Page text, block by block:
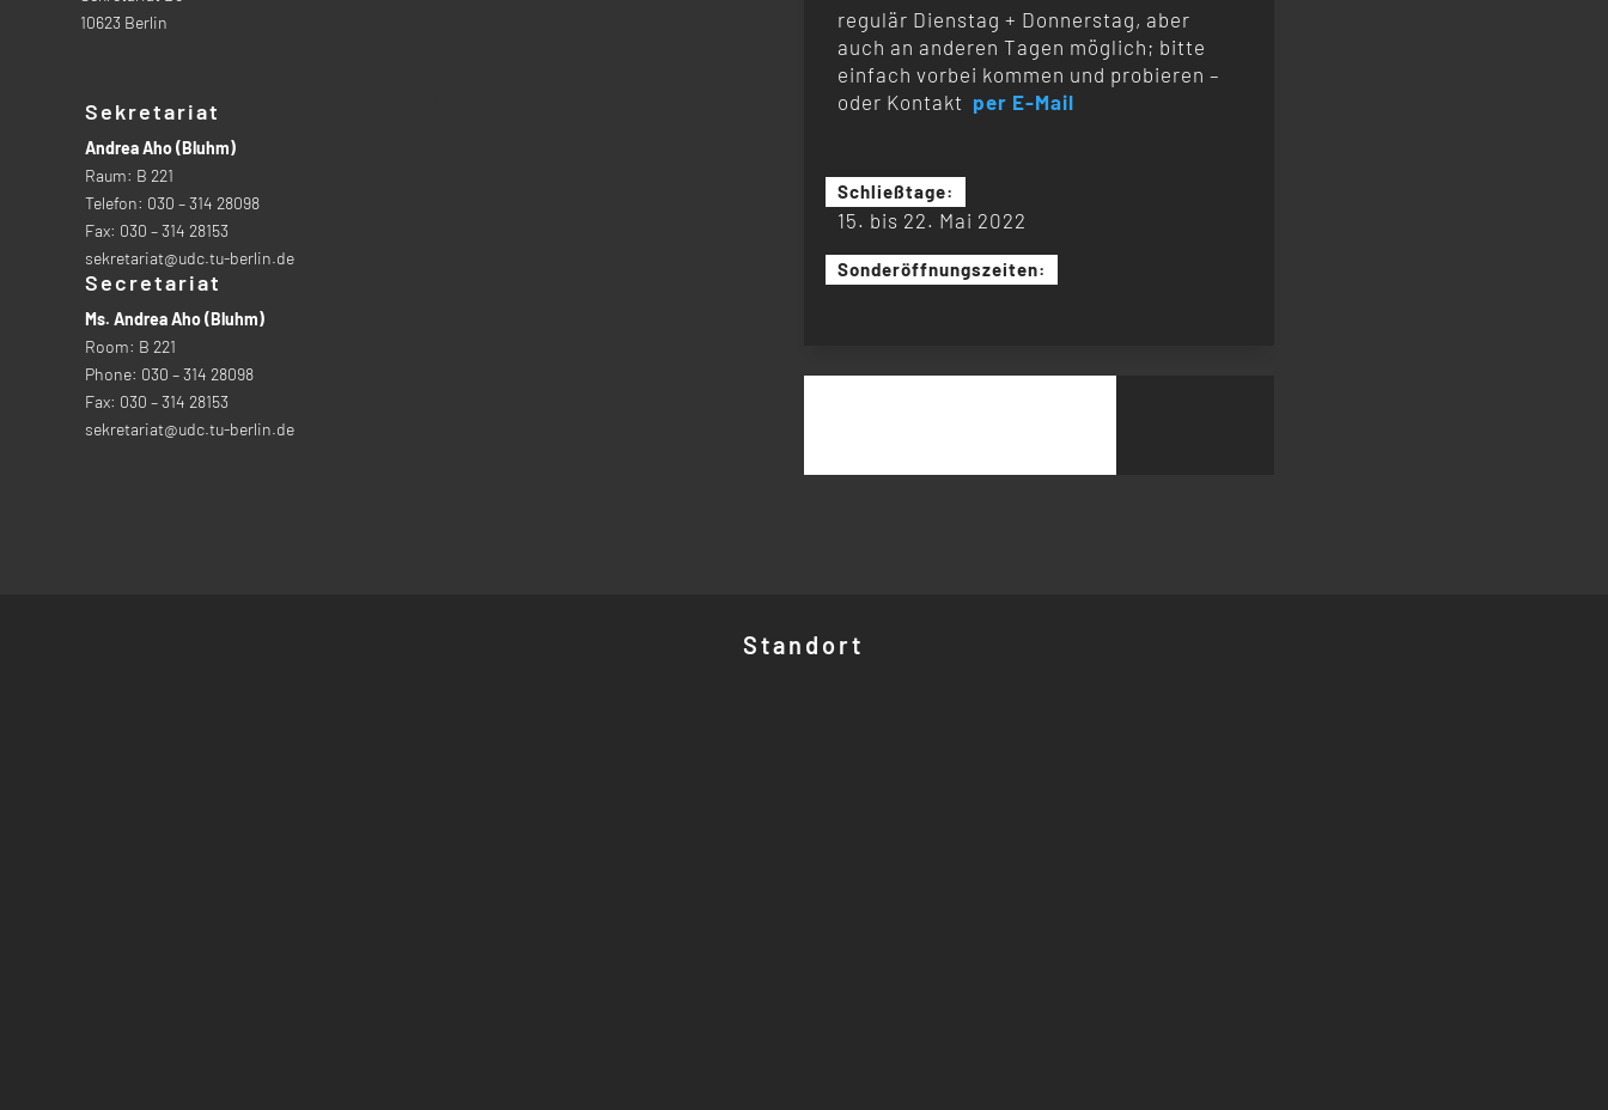
10623 Berlin
Sekretariat
Andrea Aho (Bluhm)
Raum: B 221
Telefon: 030 – 314 28098
Fax: 030 – 314 28153
sekretariat@udc.tu-berlin.de
Secretariat
Ms. Andrea Aho (Bluhm)
Room: B 221
Phone: 030 – 314 28098
Fax: 030 – 314 28153
sekretariat@udc.tu-berlin.de
regulär Dienstag + Donnerstag, aber
auch an anderen Tagen möglich; bitte
einfach vorbei kommen und probieren –
oder Kontakt per E-Mail
Schließtage:
15. bis 22. Mai 2022
Sonderöffnungszeiten:
Standort